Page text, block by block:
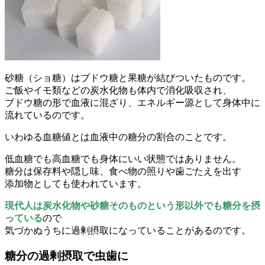
砂糖（ショ糖）はブドウ糖と果糖が結びついたものです。
ご飯やイモ類などの炭水化物も体内で消化吸収され、
ブドウ糖の形で血液に混ざり、エネルギー源として身体中に
流れているのです。
いわゆる血糖値とは血液中の糖分の割合のことです。
低血糖でも高血糖でも身体にいい状態ではありません。
糖分は保存料や隠し味、食べ物の照りや歯ごたえを出す
添加物としても使われています。
現代人は炭水化物や砂糖そのものという形以外でも糖分を摂
っているので
気づかぬうちに過剰摂取になっていることがあるのです。
糖分の過剰摂取で虫歯に